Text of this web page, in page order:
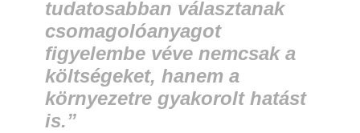
tudatosabban választanak
csomagolóanyagot
figyelembe véve nemcsak a
költségeket, hanem a
környezetre gyakorolt hatást
is.”